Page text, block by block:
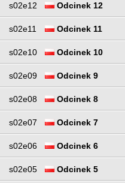
s02e12 Odcinek 12
s02e11 Odcinek 11
s02e10 Odcinek 10
s02e09 Odcinek 9
s02e08 Odcinek 8
s02e07 Odcinek 7
s02e06 Odcinek 6
s02e05 Odcinek 5